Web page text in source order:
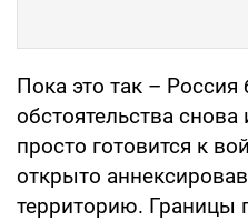
Пока это так – Россия
обстоятельства
просто готовится к
открыто
территорию. Границы